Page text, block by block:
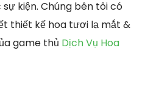
kiện. Chúng bên tôi có
thiết kế hoa tươi lạ mắt &
game thủ Dịch Vụ Hoa